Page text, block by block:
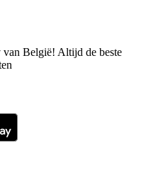
van België! Altijd de beste